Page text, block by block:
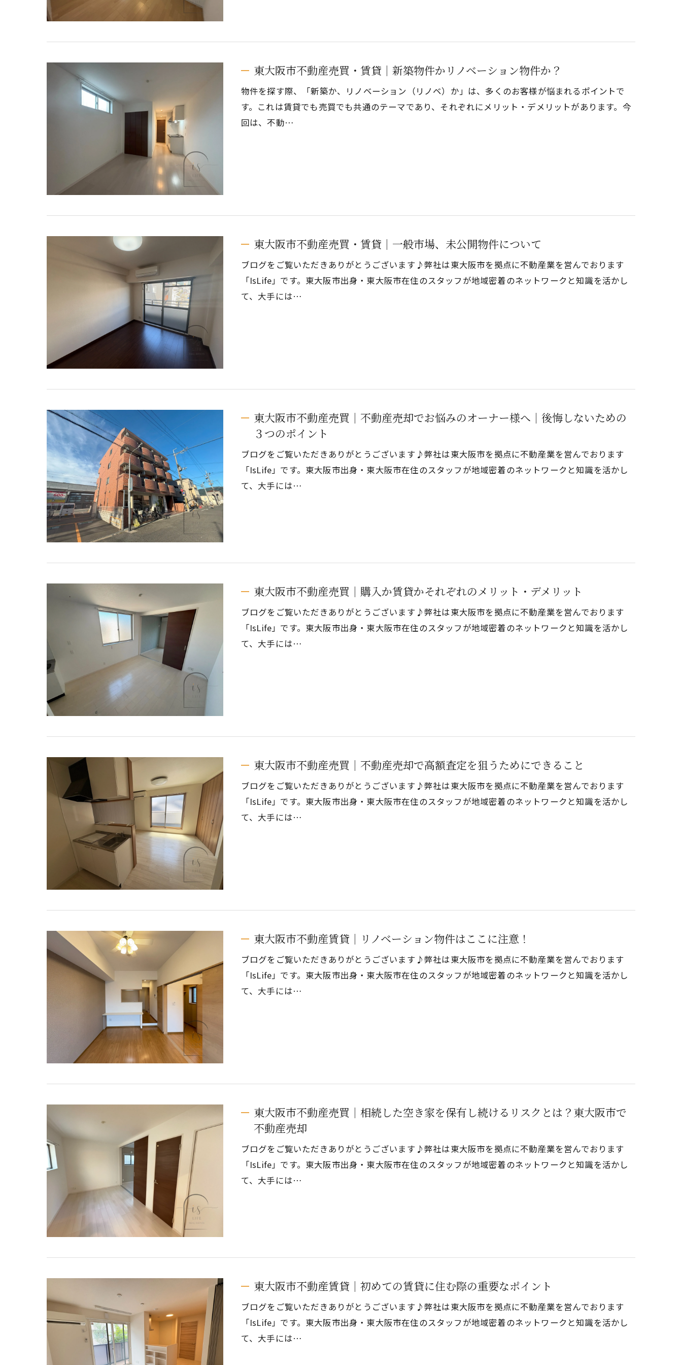
東大阪市不動産売買・賃貸｜新築物件かリノベーション物件か？
物件を探す際、「新築か、リノベーション（リノベ）か」は、多くのお客様が悩まれるポイントで
す。これは賃貸でも売買でも共通のテーマであり、それぞれにメリット・デメリットがあります。今
回は、不動…
東大阪市不動産売買・賃貸｜一般市場、未公開物件について
ブログをご覧いただきありがとうございます♪弊社は東大阪市を拠点に不動産業を営んでおります
「IsLife」です。東大阪市出身・東大阪市在住のスタッフが地域密着のネットワークと知識を活かし
て、大手には…
東大阪市不動産売買｜不動産売却でお悩みのオーナー様へ｜後悔しないための
３つのポイント
ブログをご覧いただきありがとうございます♪弊社は東大阪市を拠点に不動産業を営んでおります
「IsLife」です。東大阪市出身・東大阪市在住のスタッフが地域密着のネットワークと知識を活かし
て、大手には…
東大阪市不動産売買｜購入か賃貸かそれぞれのメリット・デメリット
ブログをご覧いただきありがとうございます♪弊社は東大阪市を拠点に不動産業を営んでおります
「IsLife」です。東大阪市出身・東大阪市在住のスタッフが地域密着のネットワークと知識を活かし
て、大手には…
東大阪市不動産売買｜不動産売却で高額査定を狙うためにできること
ブログをご覧いただきありがとうございます♪弊社は東大阪市を拠点に不動産業を営んでおります
「IsLife」です。東大阪市出身・東大阪市在住のスタッフが地域密着のネットワークと知識を活かし
て、大手には…
東大阪市不動産賃貸｜リノベーション物件はここに注意！
ブログをご覧いただきありがとうございます♪弊社は東大阪市を拠点に不動産業を営んでおります
「IsLife」です。東大阪市出身・東大阪市在住のスタッフが地域密着のネットワークと知識を活かし
て、大手には…
東大阪市不動産売買｜相続した空き家を保有し続けるリスクとは？東大阪市で
不動産売却
ブログをご覧いただきありがとうございます♪弊社は東大阪市を拠点に不動産業を営んでおります
「IsLife」です。東大阪市出身・東大阪市在住のスタッフが地域密着のネットワークと知識を活かし
て、大手には…
東大阪市不動産賃貸｜初めての賃貸に住む際の重要なポイント
ブログをご覧いただきありがとうございます♪弊社は東大阪市を拠点に不動産業を営んでおります
「IsLife」です。東大阪市出身・東大阪市在住のスタッフが地域密着のネットワークと知識を活かし
て、大手には…